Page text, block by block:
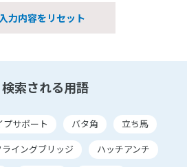
力内容をリセット
索される用語
プサポート バタ角
立ち馬
ライングブリッジ
ハッチアンチ